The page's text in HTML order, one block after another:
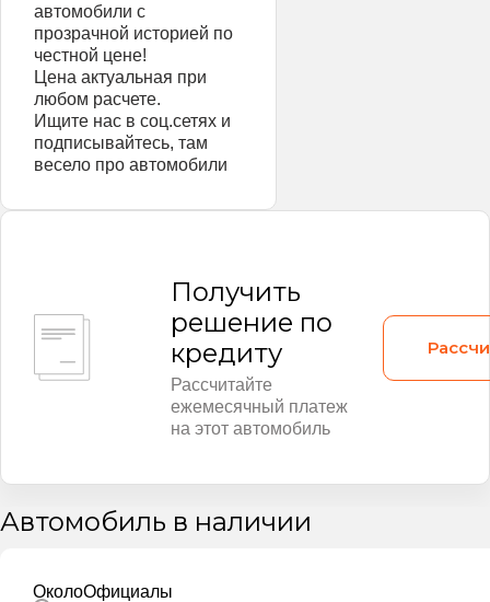
автомобили с
прозрачной историей по
честной цене!
Цена актуальная при
любом расчете.
Ищите нас в соц.сетях и
подписывайтесь, там
весело про автомобили
Получить
решение по
кредиту
Рассчитайте
ежемесячный платеж
на этот автомобиль
Автомобиль в наличии
ОколоОфициалы